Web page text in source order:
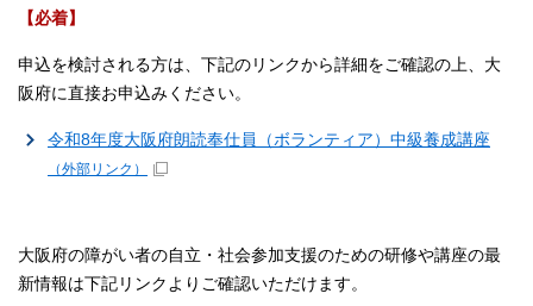
【必着】
申込を検討される方は、下記のリンクから詳細をご確認の上、大
阪府に直接お申込みください。
令和8年度大阪府朗読奉仕員（ボランティア）中級養成講座
（外部リンク）
大阪府の障がい者の自立・社会参加支援のための研修や講座の最
新情報は下記リンクよりご確認いただけます。